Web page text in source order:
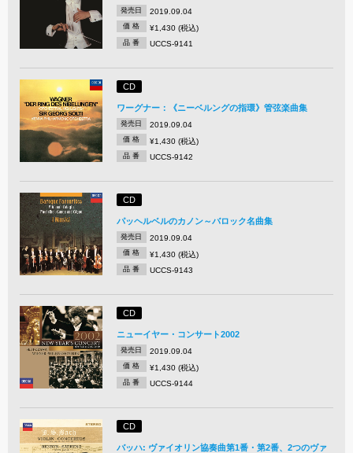
発売日 2019.09.04
価 格 ¥1,430 (税込)
品 番 UCCS-9141
CD
ワーグナー：《ニーベルングの指環》管弦楽曲集
発売日 2019.09.04
価 格 ¥1,430 (税込)
品 番 UCCS-9142
CD
パッヘルベルのカノン～バロック名曲集
発売日 2019.09.04
価 格 ¥1,430 (税込)
品 番 UCCS-9143
CD
ニューイヤー・コンサート2002
発売日 2019.09.04
価 格 ¥1,430 (税込)
品 番 UCCS-9144
CD
バッハ: ヴァイオリン協奏曲第1番・第2番、2つのヴァ